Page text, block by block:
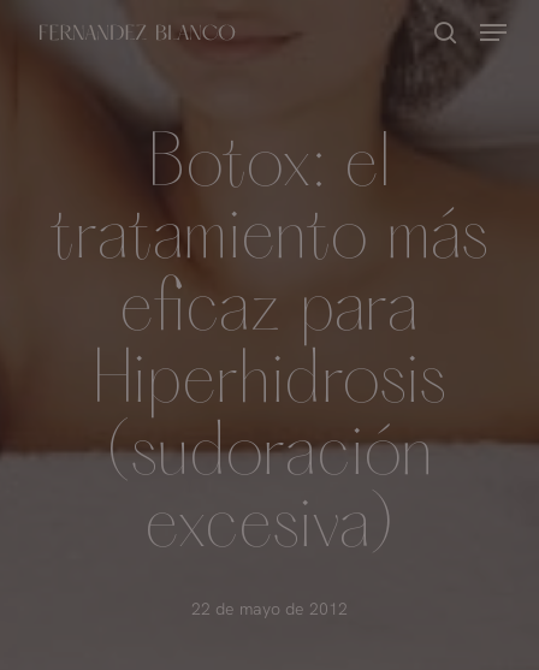
buscar
Menu
Botox: el
tratamiento más
eficaz para
Hiperhidrosis
(sudoración
excesiva)
22 de mayo de 2012
Close